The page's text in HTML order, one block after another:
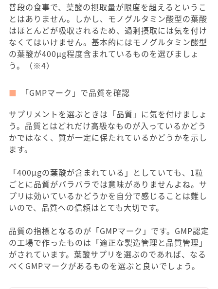
普段の食事で、葉酸の摂取量が限度を超えるというこ
とはありません。しかし、モノグルタミン酸型の葉酸
はほとんどが吸収されるため、過剰摂取には気を付け
なくてはいけません。基本的にはモノグルタミン酸型
の葉酸が400μg程度含まれているものを選びましょ
う。（※4）
「GMPマーク」で品質を確認
サプリメントを選ぶときは「品質」に気を付けましょ
う。品質とはどれだけ高級なものが入っているかどう
かではなく、質が一定に保たれているかどうかを示し
ます。
「400μgの葉酸が含まれている」としていても、1粒
ごとに品質がバラバラでは意味がありませんよね。サ
プリは効いているかどうかを自分で感じることは難し
いので、品質への信頼はとても大切です。
品質の指標となるのが「GMPマーク」です。GMP認定
の工場で作ったものは「適正な製造管理と品質管理」
がされています。葉酸サプリを選ぶのであれば、なる
べくGMPマークがあるものを選ぶと良いでしょう。